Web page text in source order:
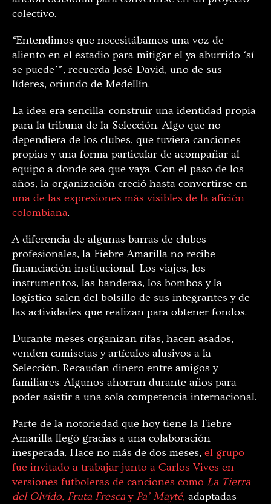
colectivo.
“Entendimos que necesitábamos una voz de
aliento en el estadio para mitigar el ya aburrido ‘sí
se puede’”, recuerda José David, uno de sus
líderes, oriundo de Medellín.
La idea era sencilla: construir una identidad propia
para la tribuna de la Selección. Algo que no
dependiera de los clubes, que tuviera canciones
propias y una forma particular de acompañar al
equipo a donde sea que vaya. Con el paso de los
años, la organización creció hasta convertirse en
una de las expresiones más visibles de la afición
colombiana.
A diferencia de algunas barras de clubes
profesionales, la Fiebre Amarilla no recibe
financiación institucional. Los viajes, los
instrumentos, las banderas, los bombos y la
logística salen del bolsillo de sus integrantes y de
las actividades que realizan para obtener fondos.
Durante meses organizan rifas, hacen asados,
venden camisetas y artículos alusivos a la
Selección. Recaudan dinero entre amigos y
familiares. Algunos ahorran durante años para
poder asistir a una sola competencia internacional.
Parte de la notoriedad que hoy tiene la Fiebre
Amarilla llegó gracias a una colaboración
inesperada. Hace no más de dos meses, el grupo
fue invitado a trabajar junto a Carlos Vives en
versiones futboleras de canciones como La Tierra
del Olvido, Fruta FrescayPa’ Mayté, adaptadas